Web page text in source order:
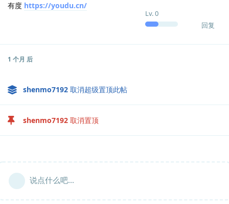
Lv.0
有度 https://youdu.cn/
回复
1 个月 后
shenmo7192 取消超级置顶此帖
shenmo7192 取消置顶
说点什么吧...